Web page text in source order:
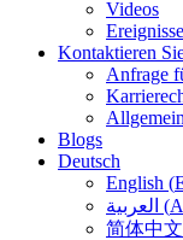
Videos
Ereignisse
Kontaktieren
Anfrage
Blogs
Deutsch
English (
العربية (
简体中文